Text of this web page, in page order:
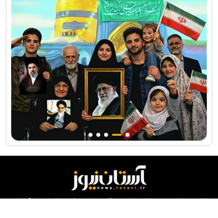
کلیه حقوق مادی و معنوی این سایت محفوظ و متعلق به مرکز ارتباطات و رسانه آستان